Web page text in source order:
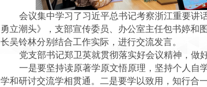
会议集中学习了习 近平总书记考察浙江重要讲
勇立潮头》，支部宣传委员、办公室主任包书婷和
长吴铃林分别结合工作实际，进行交流发言。
党支部书记郑卫英就贯彻落实好会议精神，做
一是要坚持读原著学原文悟原理，坚持个人自
学和研讨交流学相贯通。二是要学以致用，知行合